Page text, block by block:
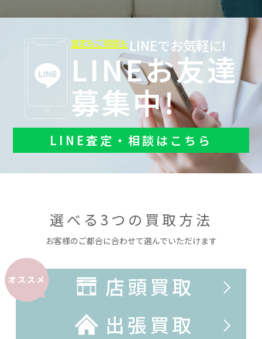
査定もご相談も LINEでお気軽に!
LINEお友達
募集中!
LINE査定・相談はこちら
選べる3つの買取方法
お客様のご都合に合わせて選んでいただけます
オススメ
店頭買取
出張買取